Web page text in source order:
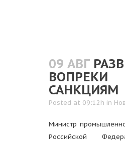
09 АВГ
ВОПРЕКИ
САНКЦИЯМ
Posted at 09:12h in
Министр
Российской